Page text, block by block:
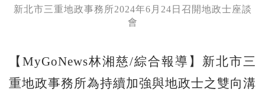
新北市三重地政事務所2024年6月24日召開地政士座談
會
【MyGoNews林湘慈/綜合報導】新北市三
重地政事務所為持續加強與地政士之雙向溝